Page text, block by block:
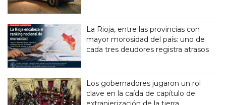
La Rioja, entre las provincias con
mayor morosidad del país: uno de
cada tres deudores registra atrasos
Los gobernadores jugaron un rol
clave en la caída de capítulo de